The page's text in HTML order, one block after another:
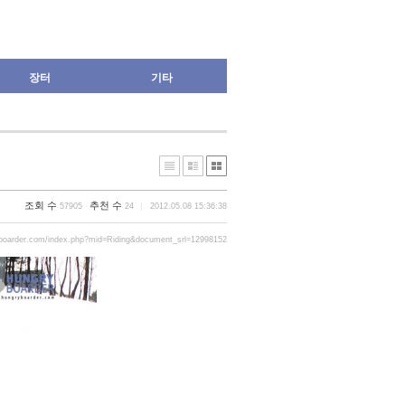
장터 기타
조회 수 57905 추천 수 24 2012.05.08 15:36:38
index.php?mid=Riding&document_srl=12998152